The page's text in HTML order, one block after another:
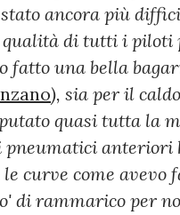
ancora più
qualità di tutti i piloti
fatto una bella
), sia per il
quasi tutta la
anteriori
curve come avevo
di rammarico per